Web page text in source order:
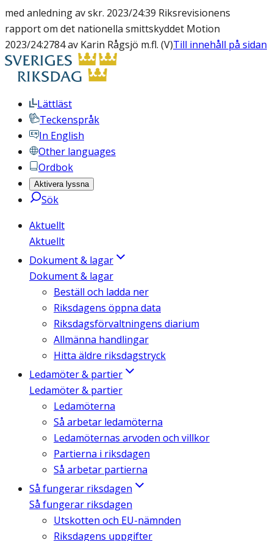
med anledning av skr. 2023/24:39 Riksrevisionens
rapport om det nationella smittskyddet Motion
2023/24:2784 av Karin Rågsjö m.fl. (V)Till innehåll på sidan
Lättläst
Teckenspråk
In English
Other languages
Ordbok
Aktivera lyssna
Sök
Aktuellt
Aktuellt
Dokument & lagar
Dokument & lagar
Beställ och ladda ner
Riksdagens öppna data
Riksdagsförvaltningens diarium
Allmänna handlingar
Hitta äldre riksdagstryck
Ledamöter & partier
Ledamöter & partier
Ledamöterna
Så arbetar ledamöterna
Ledamöternas arvoden och villkor
Partierna i riksdagen
Så arbetar partierna
Så fungerar riksdagen
Så fungerar riksdagen
Utskotten och EU-nämnden
Riksdagens uppgifter